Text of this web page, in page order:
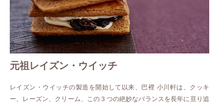
元祖レイズン・ウイッチ
レイズン・ウイッチの製造を開始して以来、巴裡 小川軒は、クッキ
ー、レーズン、クリーム、この３つの絶妙なバランスを長年に亘り追